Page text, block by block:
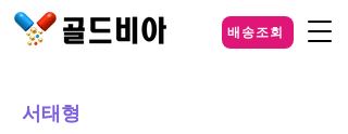
배송조회
서태형